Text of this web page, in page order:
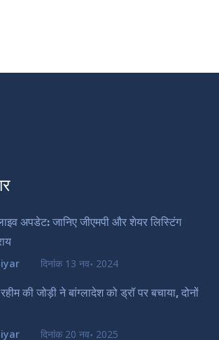
अपडेट: जानिए जीएमपी और शेयर लिस्टिंग
दिनांक 13 नव॰ 2024
की जोड़ी ने बांग्लादेश को ड्रॉ पर बचाया, दोनों
दिनांक 20 नव॰ 2025